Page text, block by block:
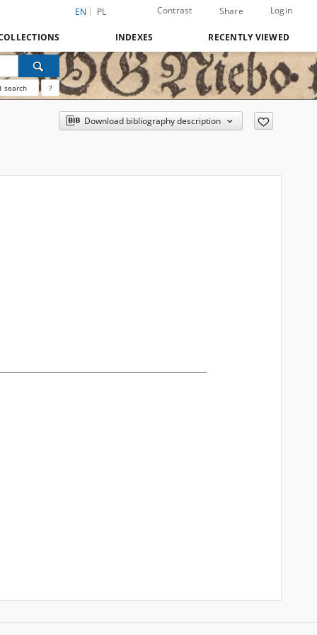
EN PL Contrast Share Login
INDEXES RECENTLY VIEWED
search ?
Download bibliography description